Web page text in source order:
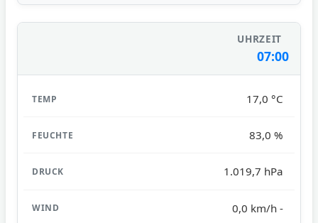
07:00
17,0 °C
83,0 %
1.019,7 hPa
0,0 km/h -